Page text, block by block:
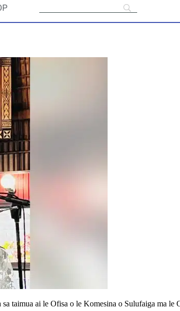
taimua ai le Ofisa o le Komesina o Sulufaiga ma